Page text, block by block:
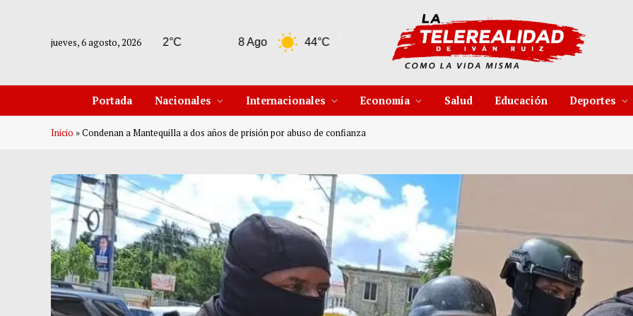
jueves, 6 agosto, 2026
7 Ago 42°C 44°C 41°C 10 Ago 37°C
Portada Nacionales Internacionales Economía Salud Educación Deportes
Inicio »Condenan a Mantequilla a dos años de prisión por abuso de confianza